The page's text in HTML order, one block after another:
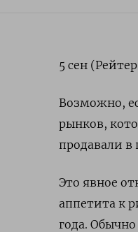
5 сен
Возможно,
рынков,
продавали в
Это явное
аппетита к
года.